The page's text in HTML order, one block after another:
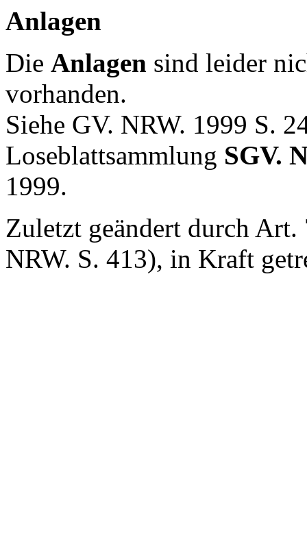
Anlagen
Die Anlagen sind leider
vorhanden.
Siehe GV. NRW. 1999 S.
Loseblattsammlung SGV.
1999.
Zuletzt geändert durch Art.
NRW. S. 413), in Kraft